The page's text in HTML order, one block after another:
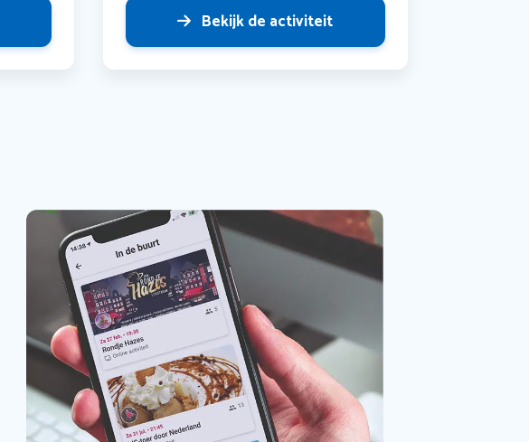
Bekijk de activiteit